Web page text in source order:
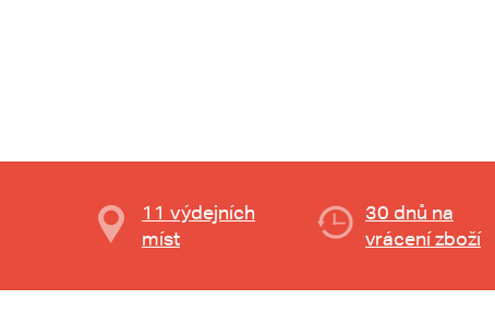
11 výdejních
míst
30 dnů na
vrácení zboží